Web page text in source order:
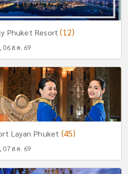
Phuket Resort(12)
06 ส.ค. 69
Layan Phuket (45)
07 ส.ค. 69